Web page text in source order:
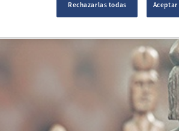
Rechazarlas todas